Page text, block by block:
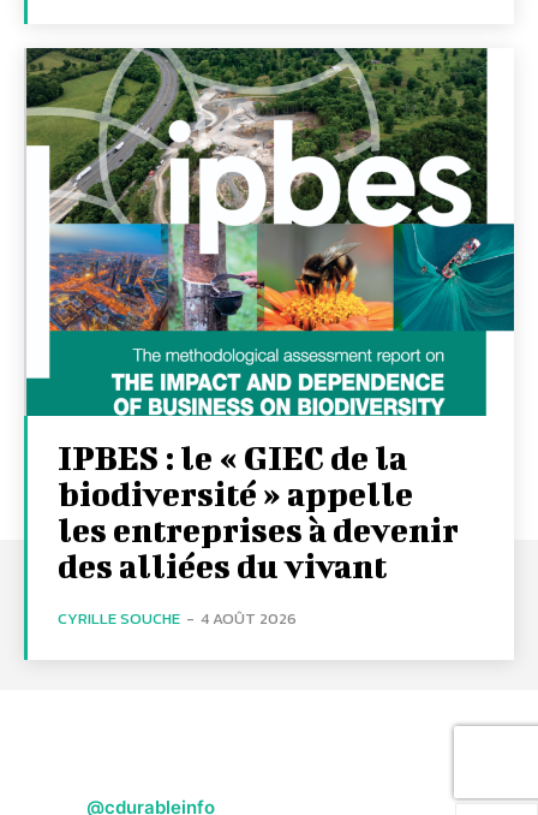
IPBES : le « GIEC de la
biodiversité » appelle
les entreprises à devenir
des alliées du vivant
CYRILLE SOUCHE - 4 AOÛT 2026
@cdurableinfo